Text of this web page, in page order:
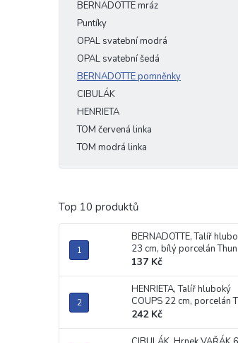
BERNADOTTE mráz
Puntíky
OPAL svatební modrá
OPAL svatební šedá
BERNADOTTE pomněnky
CIBULÁK
HENRIETA
TOM červená linka
TOM modrá linka
Top 10 produktů
BERNADOTTE, Talíř
23 cm, bílý porcelán Thun
137 Kč
HENRIETA, Talíř hluboký
COUPS 22 cm, porcelán
242 Kč